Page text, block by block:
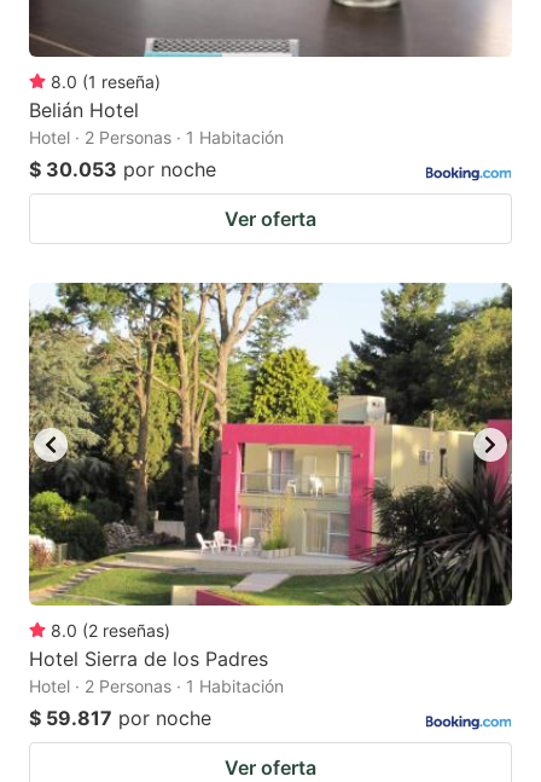
8.0 (1 reseña)
Belián Hotel
Hotel · 2 Personas · 1 Habitación
$ 30.053 por noche
Ver oferta
8.0 (2 reseñas)
Hotel Sierra de los Padres
Hotel · 2 Personas · 1 Habitación
$ 59.817 por noche
Ver oferta